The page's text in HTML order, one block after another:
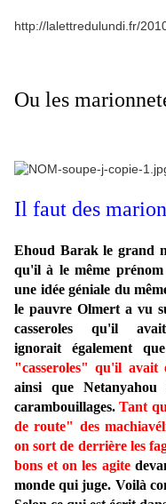
http://lalettredulundi.fr/
Ou les
Il faut des
Ehoud Barak le grand
qu'il à le même
une idée géniale du
le pauvre Olmert a vu
casseroles qu'il
ignorait également
"casseroles" qu'il avait
ainsi que
carambouillages.Tant
de route" des
on sort de derrière les
bons et on les agite
monde qui juge. Voilà